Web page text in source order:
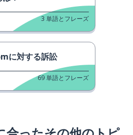
3 単語とフレーズ
に対する訴訟
69単語とフレーズ